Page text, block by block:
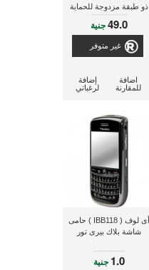
ذو طبقة مزدوجة للحماية
ومزود بغطاء لإلتقاط
الصور لاسلكيا بالكاميرا
49.0جنية
غير متوفر
إضافة
لرغباتي
اضافة
للمقارنة
أى لوف ( IBB118 ) حامى
شاشة بلاك بيرى تور
1.0 جنية